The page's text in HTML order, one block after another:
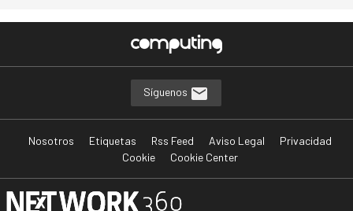
Síguenos
Nosotros Etiquetas Rss Feed Aviso Legal
Privacidad
Cookie
Cookie Center